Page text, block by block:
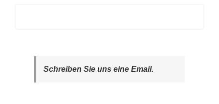
Schreiben Sie uns eine Email.